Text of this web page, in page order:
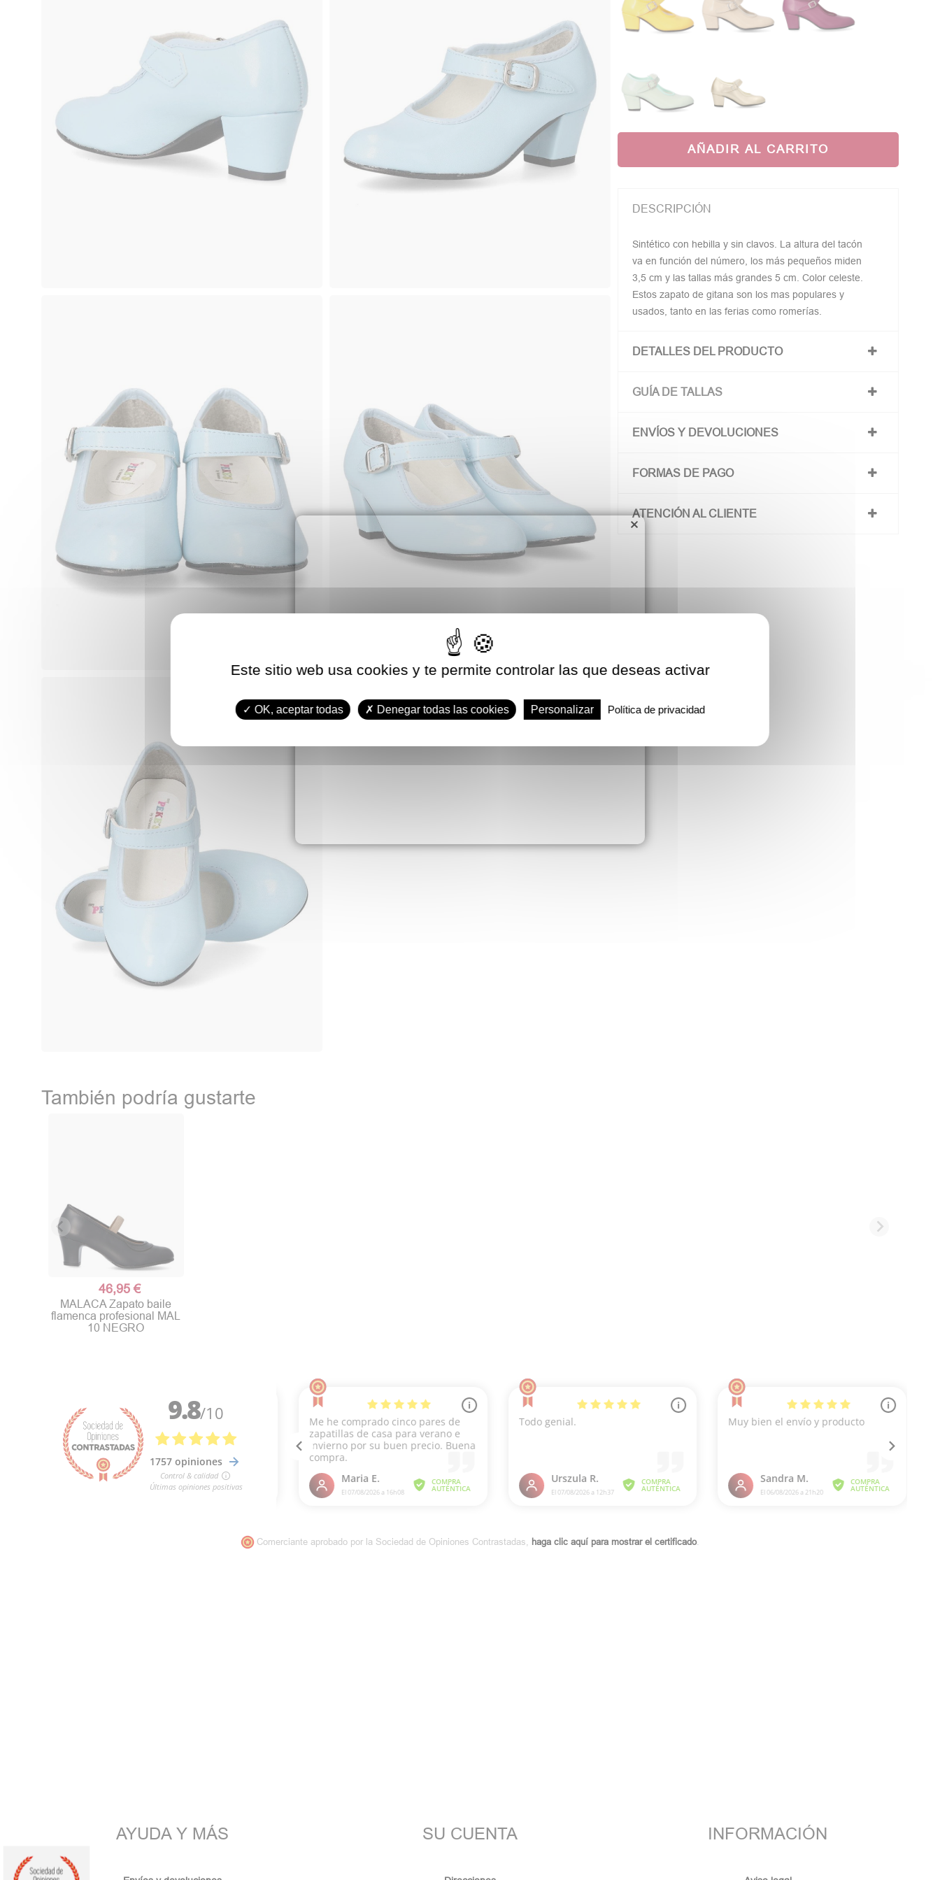
AÑADIR AL CARRITO
DESCRIPCIÓN
Sintético con hebilla y sin clavos. La altura del tacón
va en función del número, los más pequeños miden
3,5 cm y las tallas más grandes 5 cm. Color celeste.
Estos zapato de gitana son los mas populares y
usados, tanto en las ferias como romerías.
DETALLES DEL PRODUCTO
GUÍA DE TALLAS
ENVÍOS Y DEVOLUCIONES
FORMAS DE PAGO
ATENCIÓN AL CLIENTE
También podría gustarte
46,95 €
MALACA Zapato baile
flamenca profesional MAL
10 NEGRO
Comerciante aprobado por la Sociedad de Opiniones Contrastadas, haga clic aquí para mostrar el certificado.
AYUDA Y MÁS SU CUENTA INFORMACIÓN
×
Este sitio web usa cookies y te permite controlar las que deseas activar
OK, aceptar todas Denegar todas las cookies Personalizar Política de privacidad